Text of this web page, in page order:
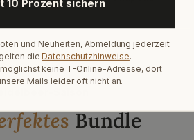
Bundle
10 Prozent sichern
und Neuheiten, Abmeldung jederzeit
die Datenschutzhinweise.
keine T-Online-Adresse, dort
Mails leider oft nicht an.